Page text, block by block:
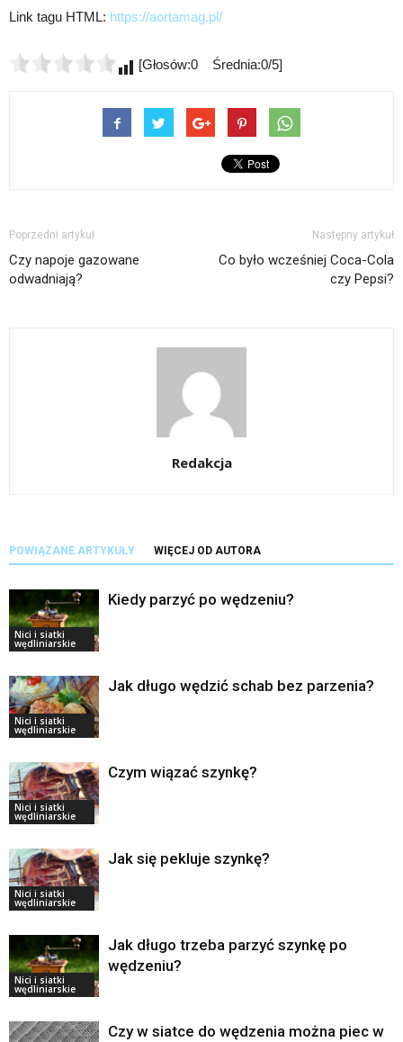
Link tagu HTML: https://aortamag.pl/
[Głosów:0 Średnia:0/5]
Poprzedni artykuł
Czy napoje gazowane
odwadniają?
Następny artykuł
Co było wcześniej Coca-Cola
czy Pepsi?
Redakcja
POWIĄZANE ARTYKUŁY WIĘCEJ OD AUTORA
Nici i siatki
wędliniarskie
Kiedy parzyć po wędzeniu?
Nici i siatki
wędliniarskie
Jak długo wędzić schab bez parzenia?
Nici i siatki
wędliniarskie
Czym wiązać szynkę?
Nici i siatki
wędliniarskie
Jak się pekluje szynkę?
Nici i siatki
wędliniarskie
Jak długo trzeba parzyć szynkę po
wędzeniu?
Czy w siatce do wędzenia można piec w